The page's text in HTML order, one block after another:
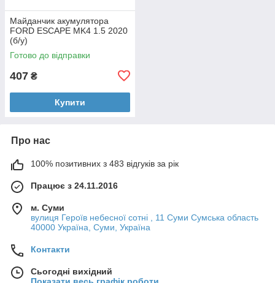
Майданчик акумулятора
FORD ESCAPE MK4 1.5 2020
(б/у)
Готово до відправки
407 ₴
Купити
Про нас
100% позитивних з 483 відгуків за рік
Працює з 24.11.2016
м. Суми
вулиця Героїв небесної сотні , 11 Суми Сумська область
40000 Україна, Суми, Україна
Контакти
Сьогодні вихідний